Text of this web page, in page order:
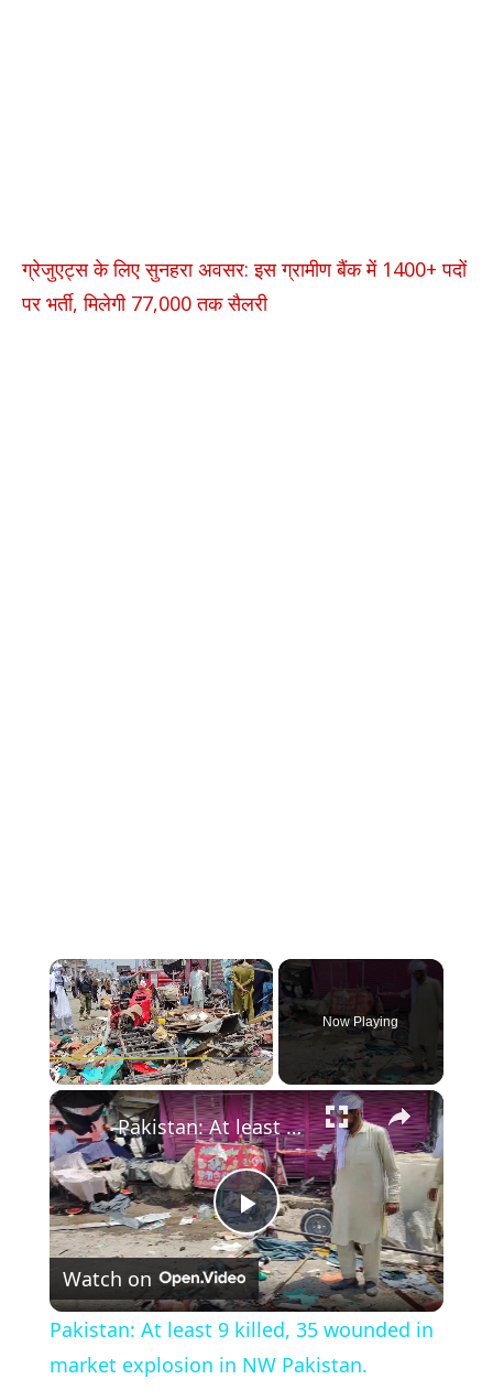
ग्रेजुएट्स के लिए सुनहरा अवसर: इस ग्रामीण बैंक में 1400+ पदों
पर भर्ती, मिलेगी 77,000 तक सैलरी
×
Unmute Fullscreen
Now Playing
×
Play
Video
Pakistan: At least 9 killed, 35 wounded in market explosion in NW Pakistan.
Watch on
Pakistan: At least 9 killed, 35 wounded in
market explosion in NW Pakistan.